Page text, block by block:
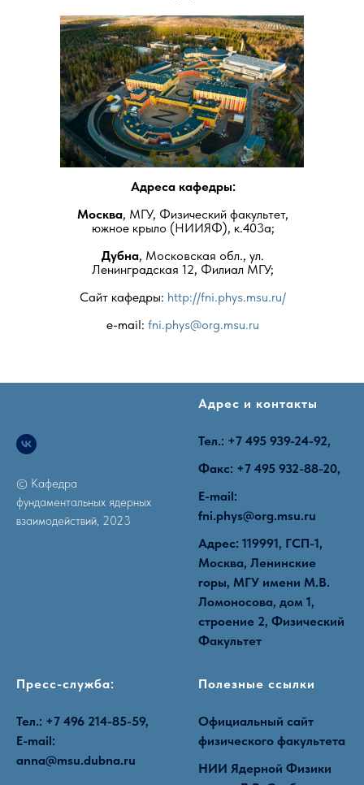
Адреса кафедры:
Москва, МГУ, Физический факультет,
южное крыло (НИИЯФ), к.403а;
Дубна, Московская обл., ул.
Ленинградская 12, Филиал МГУ;
Сайт кафедры: http://fni.phys.msu.ru/
e-mail: fni.phys@org.msu.ru
© Кафедра
фундаментальных ядерных
взаимодействий, 2023
Адрес и контакты
Тел.: +7 495 939-24-92,
Факс: +7 495 932-88-20,
E-mail:
fni.phys@org.msu.ru
Адрес: 119991, ГСП-1,
Москва, Ленинские
горы, МГУ имени М.В.
Ломоносова, дом 1,
строение 2, Физический
Факультет
Пресс-служба:
Тел.: +7 496 214-85-59,
E-mail:
anna@msu.dubna.ru
Полезные ссылки
Официальный сайт
физического факультета
НИИ Ядерной Физики